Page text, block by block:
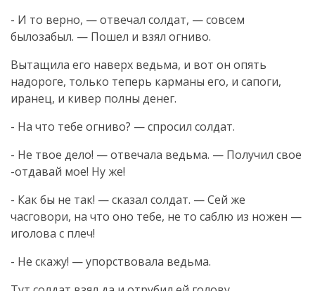
- И то верно, — отвечал солдат, — совсем
былозабыл. — Пошел и взял огниво.
Вытащила его наверх ведьма, и вот он опять
надороге, только теперь карманы его, и сапоги,
иранец, и кивер полны денег.
- На что тебе огниво? — спросил солдат.
- Не твое дело! — отвечала ведьма. — Получил свое
-отдавай мое! Ну же!
- Как бы не так! — сказал солдат. — Сей же
часговори, на что оно тебе, не то саблю из ножен —
иголова с плеч!
- Не скажу! — упорствовала ведьма.